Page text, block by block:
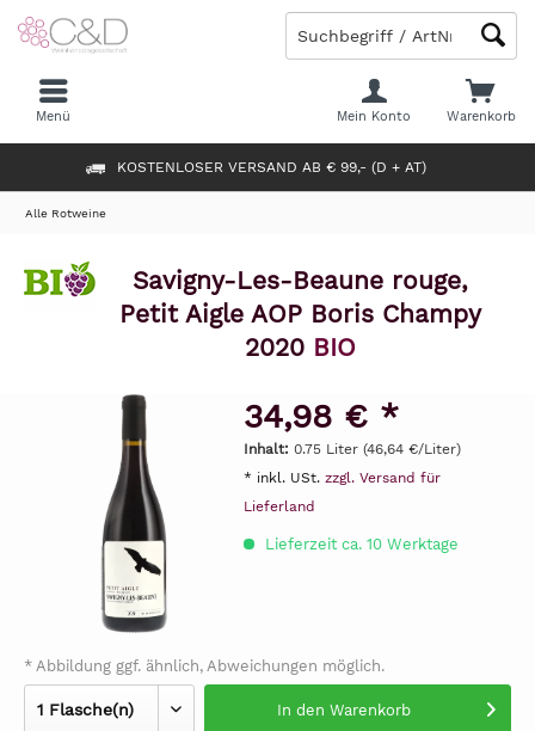
KOSTENLOSER VERSAND AB € 99,- (D + AT)
Warenkorb
Mein Konto
Menü
Alle Rotweine
Savigny-Les-Beaune rouge,
Petit Aigle AOP Boris Champy
2020 BIO
34,98 € *
Inhalt: 0.75 Liter (46,64 €/Liter)
* inkl. USt. zzgl. Versand für
Lieferland
Lieferzeit ca. 10 Werktage
* Abbildung ggf. ähnlich, Abweichungen möglich.
In den Warenkorb